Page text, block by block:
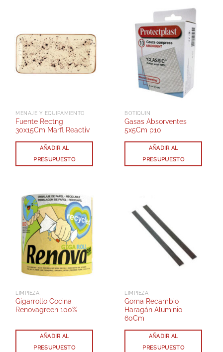
MENAJE Y EQUIPAMIENTO
Fuente Rectng
30x15Cm Marfl Reactiv
AÑADIR AL
PRESUPUESTO
BOTIQUIN
Gasas Absorventes
5x5Cm p10
AÑADIR AL
PRESUPUESTO
LIMPIEZA
Gigarrollo Cocina
Renovagreen 100%
AÑADIR AL
PRESUPUESTO
LIMPIEZA
Goma Recambio
Haragán Aluminio
60Cm
AÑADIR AL
PRESUPUESTO